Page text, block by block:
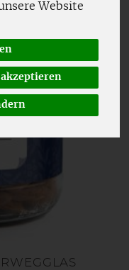
Website
akzeptieren